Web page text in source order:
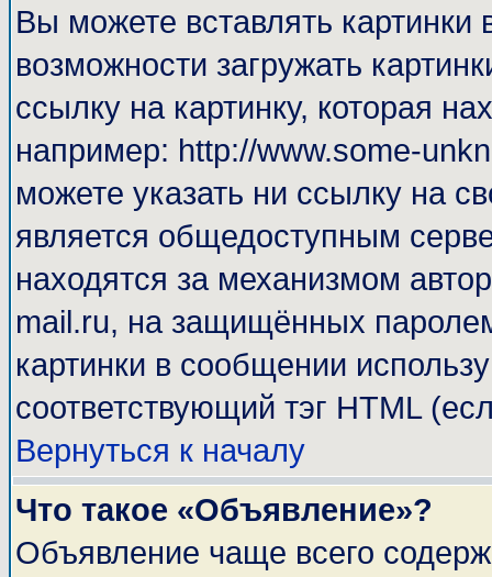
Вы можете вставлять
возможности загружать
ссылку на картинку, которая
например: http://www.some-
можете указать ни ссылку на
является общедоступным
находятся за механизмом
mail.ru, на защищённых
картинки в сообщении
соответствующий тэг HTML
Вернуться к началу
Что такое «Объявление»?
Объявление чаще всего